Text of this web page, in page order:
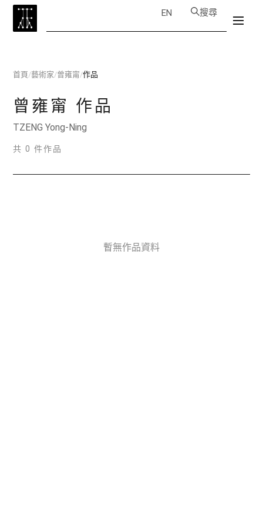
EN 搜尋
首頁/藝術家/曾雍甯/作品
曾雍甯 作品
TZENG Yong-Ning
共 0 件作品
暫無作品資料